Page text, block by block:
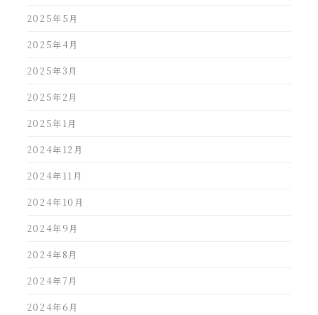
2025年5月
2025年4月
2025年3月
2025年2月
2025年1月
2024年12月
2024年11月
2024年10月
2024年9月
2024年8月
2024年7月
2024年6月